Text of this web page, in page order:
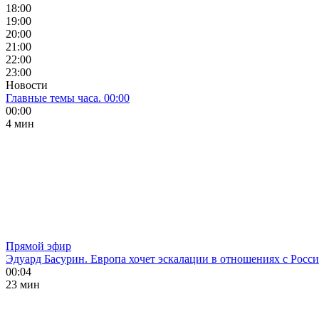
18:00
19:00
20:00
21:00
22:00
23:00
Новости
Главные темы часа. 00:00
00:00
4 мин
Прямой эфир
Эдуард Басурин. Европа хочет эскалации в отношениях с
00:04
23 мин